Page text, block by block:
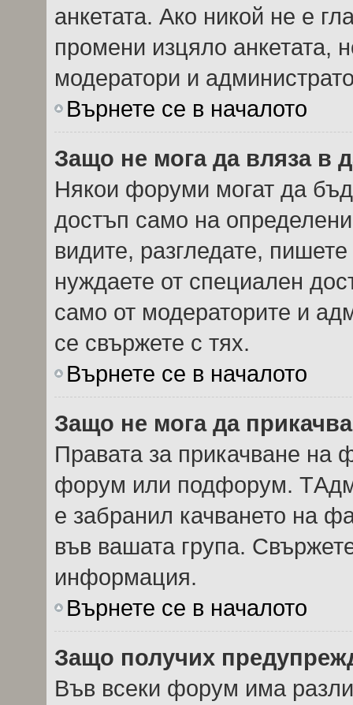
анкетата. Ако никой не е
промени изцяло анкетата,
модератори и
Върнете се в началото
Защо не мога да вляза в
Някои форуми могат да
достъп само на
видите, разгледате,
нуждаете от специален
само от модераторите и
се свържете с тях.
Върнете се в началото
Защо не мога да
Правата за прикачване на
форум или подфорум.
е забранил качването на
във вашата група.
информация.
Върнете се в началото
Защо получих
Във всеки форум има